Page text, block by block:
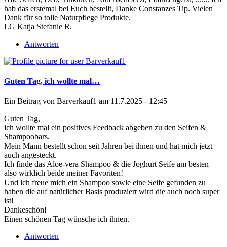
hab das erstemal bei Euch bestellt, Danke Constanzes Tip. Vielen
Dank für so tolle Naturpflege Produkte.
LG Katja Stefanie R.
Antworten
Guten Tag, ich wollte mal…
Ein Beitrag von Barverkauf1 am 11.7.2025 - 12:45
Guten Tag,
ich wollte mal ein positives Feedback abgeben zu den Seifen &
Shampoobars.
Mein Mann bestellt schon seit Jahren bei ihnen und hat mich jetzt
auch angesteckt.
Ich finde das Aloe-vera Shampoo & die Joghurt Seife am besten
also wirklich beide meiner Favoriten!
Und ich freue mich ein Shampoo sowie eine Seife gefunden zu
haben die auf natürlicher Basis produziert wird die auch noch super
ist!
Dankeschön!
Einen schönen Tag wünsche ich ihnen.
Antworten